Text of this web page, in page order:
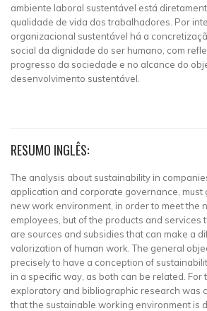
ambiente laboral sustentável está
qualidade de vida dos trabalhadores. Por
organizacional sustentável há a
social da dignidade do ser humano, com
progresso da sociedade e no alcance do
desenvolvimento sustentável.
RESUMO INGLÊS:
The analysis about sustainability in
application and corporate governance, must
new work environment, in order to meet the
employees, but of the products and services
are sources and subsidies that can make a
valorization of human work. The general
precisely to have a conception of
in a specific way, as both can be related. For
exploratory and bibliographic research was
that the sustainable working environment is